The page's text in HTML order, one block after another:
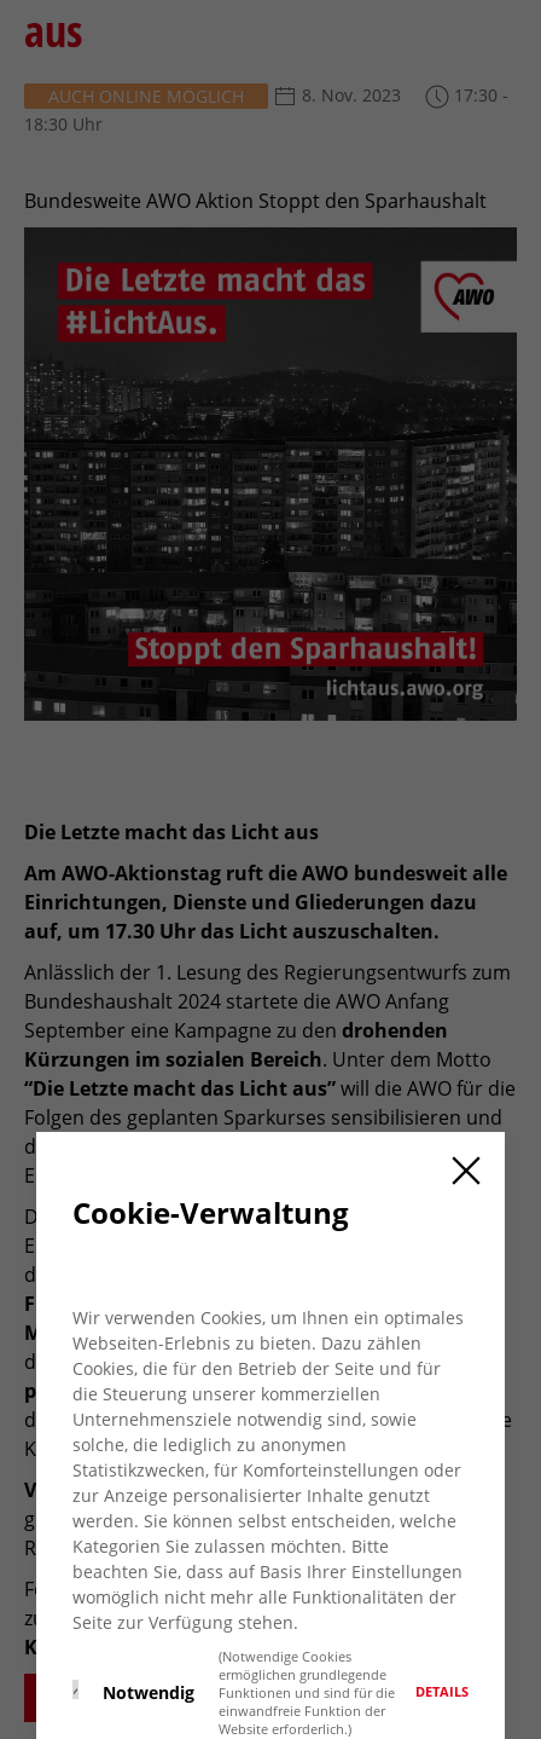
aus
AUCH ONLINE MÖGLICH 8. Nov. 2023
17:30 -
18:30 Uhr
Bundesweite AWO Aktion Stoppt den Sparhaushalt
Die Letzte macht das Licht aus
Am AWO-Aktionstag ruft die AWO bundesweit alle
Einrichtungen, Dienste und Gliederungen dazu
auf, um 17.30 Uhr das Licht auszuschalten.
Anlässlich der 1. Lesung des Regierungsentwurfs zum
Bundeshaushalt 2024 startete die AWO Anfang
September eine Kampagne zu den drohenden
Kürzungen im sozialen Bereich. Unter dem Motto
“Die Letzte macht das Licht aus”will die AWO für die
Folgen des geplanten Sparkurses sensibilisieren und
den Bundestag dazu auffordern,
Entwurf der Regierung vorzunehmen.
Der Entwurf zum Bundeshaushalt 2024 sieht herbe
Einschnitte für die soziale Infrastruktur vor. Gemäß
dem Regierungsentwurf stehen
Freiwilligenplätze
Migrationsberatungsstellevor dem Aus. Auch bei
der
Eingliederung in den Arbeitsmarkt, der
psychosozialen Betreuung von Geflüchteten
der
Demokratieförderung an Schulenbedrohen die
Kürzungen zahlreiche Angebote und Einrichtungen
Videos und Fotos der Licht-Aus!-Aktionwerden
gesammelt und mit einer Vor-Ort-Aktion im
Regierungsviertel in Berlin gezeigt.
Fortlaufende Informationen, Kampagnen-Material
zum kostenlosen downloaden etc. auf der
Kampagnenseite
KAMPAGNE DIE LETZTE MACHT DAS LICHT AUS
Cookie-Verwaltung
Wir verwenden Cookies, um Ihnen ein optimales
Webseiten-Erlebnis zu bieten. Dazu zählen
Cookies, die für den Betrieb der Seite und für
die Steuerung unserer kommerziellen
Unternehmensziele notwendig sind, sowie
solche, die lediglich zu anonymen
Statistikzwecken, für Komforteinstellungen oder
zur Anzeige personalisierter Inhalte genutzt
werden. Sie können selbst entscheiden, welche
Kategorien Sie zulassen möchten. Bitte
beachten Sie, dass auf Basis Ihrer Einstellungen
womöglich nicht mehr alle Funktionalitäten der
Seite zur Verfügung stehen.
Notwendig
(Notwendige Cookies
ermöglichen grundlegende
Funktionen und sind für die
einwandfreie Funktion der
Website erforderlich.)
DETAILS